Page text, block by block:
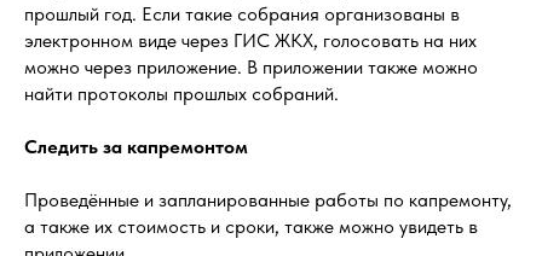
прошлый год. Если такие собрания организованы в
электронном виде через ГИС ЖКХ, голосовать на них
можно через приложение. В приложении также можно
найти протоколы прошлых собраний.
Следить за капремонтом
Проведённые и запланированные работы по капремонту,
а также их стоимость и сроки, также можно увидеть в